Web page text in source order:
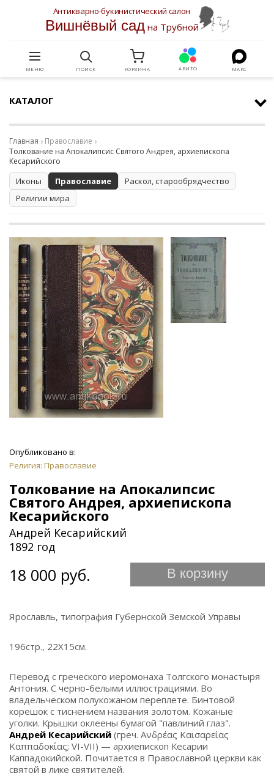
Антикварно-букинистический салон
Вишнёвый садна Трубной
МЕНЮ ПОИСК КОРЗИНА АВИТО МАКС
КАТАЛОГ
Главная
Православие
Толкование на Апокалипсис Святого Андрея, архиепископа
Кесарийского
Иконы Православие
Раскол, старообрядчество
Религии мира
Опубликовано в:
Религия: Православие
Толкование на Апокалипсис
Святого Андрея, архиепископа
Кесарийского
Андрей Кесарийский
1892 год
18 000 руб. В корзину
Ярославль, типография Губернской Земской Управы
196стр., 22Х15см.
Перевод с греческого иеромонаха Толгского монастыря
Антония. С черно-белыми иллюстрациями. Во
владельческом полукожаном переплете. Бинтовой
корешок с тиснением названия золотом. Кожаные
уголки. Крышки оклеены бумагой "павлиний глаз".
Андрей Кесарийский (греч. Ανδρέας Καισαρείας
Καππαδοκίας; VI-VII) — архиепископ Кесарии
Каппадокийской. Почитается в Православной церкви как
святой в лике святителей.